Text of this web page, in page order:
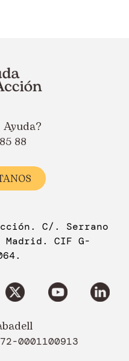
Ayuda?
88
C/. Serrano
Madrid. CIF G-
0001100913